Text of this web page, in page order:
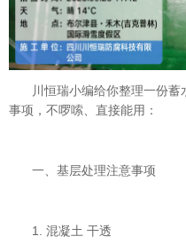
川恒瑞小编给你整理一份
事项，不啰嗦、直接能用：
一、基层处理注意事项
1. 混凝土 干透